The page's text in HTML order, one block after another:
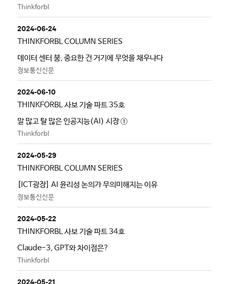
Thinkforbl
2024-06-24
THINKFORBL COLUMN SERIES
데이터 센터 붐, 중요한 건 거기에 무엇을 채우냐다
정보통신신문
2024-06-10
THINKFORBL 사보 기술 파트 35호
말 많고 탈 많은 인공지능(AI) 시장 ①
Thinkforbl
2024-05-29
THINKFORBL COLUMN SERIES
[ICT광장] AI 윤리성 논의가 무의미해지는 이유
정보통신신문
2024-05-22
THINKFORBL 사보 기술 파트 34호
Claude-3, GPT와 차이점은?
Thinkforbl
2024-05-21